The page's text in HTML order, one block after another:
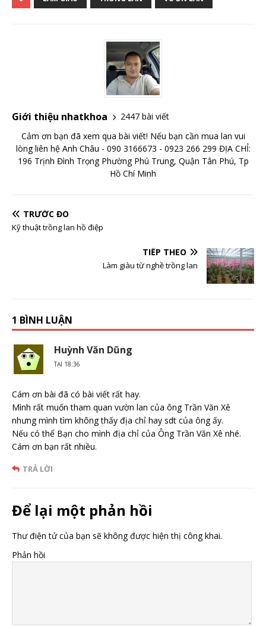
Giới thiệu nhatkhoa
2447 bài viết
Cảm ơn bạn đã xem qua bài viết! Nếu bạn cần mua lan vui
lòng liên hệ Anh Châu - 090 3166673 - 0923 266 299 ĐỊA CHỈ:
196 Trịnh Đình Trọng Phường Phú Trung, Quận Tân Phú, Tp
Hồ Chí Minh
TRƯỚC ĐÓ
Kỹ thuật trồng lan hồ điệp
TIẾP THEO
Làm giàu từ nghề trồng lan
1 BÌNH LUẬN
Huỳnh Văn Dũng
TẠI 18:36
Cám ơn bài đã có bài viết rất hay.
Mình rất muốn tham quan vườn lan của ông Trần Văn Xê
nhưng mình tìm không thấy địa chỉ hay sdt của ông ấy.
Nếu có thể Bạn cho mình địa chỉ của Ông Trần Văn Xê nhé.
Cám ơn bạn rất nhiều.
TRẢ LỜI
Để lại một phản hồi
Thư điện tử của bạn sẽ không được hiện thị công khai.
Phản hồi